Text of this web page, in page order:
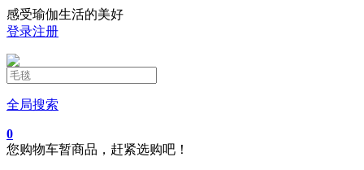
感受瑜伽生活的美好
登录注册
全局搜索
0
您购物车暂商品，赶紧选购吧！